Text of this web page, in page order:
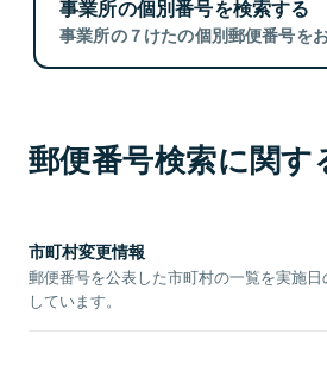
事業所の個別番号を検索する
事業所の７けたの個別郵便番号を
郵便番号検索に関す
市町村変更情報
郵便番号を公表した市町村の一覧を実施
しています。